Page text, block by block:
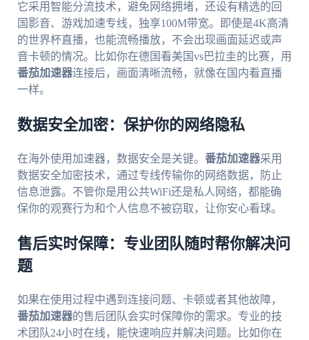
它采用智能分流技术，避免网络拥堵，还设有精选的回
国影音、游戏加速专线，独享100M带宽。即使是4K高清
的世界杯直播，也能流畅播放，不会出现画面延迟或声
音卡顿的情况。比如你在德国看美国vs巴拉圭的比赛，用
番茄加速器连接后，画面清晰流畅，就像在国内看直播
一样。
数据安全加密：保护你的网络隐私
在海外使用加速器，数据安全是关键。 番茄加速器采用
数据安全加密技术，通过专线传输你的网络数据，防止
信息泄露。不管你是用公共WiFi还是私人网络，都能确
保你的观赛行为和个人信息不被窃取，让你安心看球。
售后实时保障：专业团队随时帮你解决问
题
如果在使用过程中遇到连接问题、卡顿或者其他故障，
番茄加速器的售后团队会实时保障你的需求。专业的技
术团队24小时在线，能快速响应并解决问题。比如你在